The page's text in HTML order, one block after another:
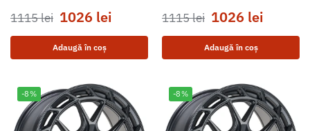
1115lei 1026 lei
Adaugă în coș
1115lei 1026 lei
Adaugă în coș
-8% -8%